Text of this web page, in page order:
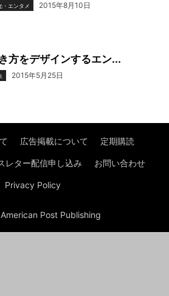
・エンタメ 2015年8月10日
方をデザインするエン...
2015年5月25日
広告掲載について 定期購読
レター配信申し込み お問い合わせ
Privacy Policy
Post Publishing